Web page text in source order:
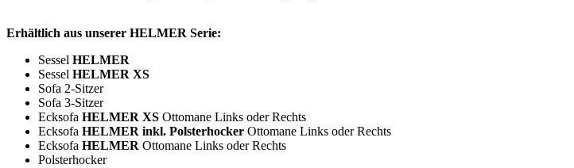
Erhältlich aus unserer HELMER Serie:
Sessel HELMER
Sessel HELMER XS
Sofa 2-Sitzer
Sofa 3-Sitzer
Ecksofa HELMER XS Ottomane Links oder Rechts
Ecksofa HELMER inkl. Polsterhocker Ottomane Links oder Rechts
Ecksofa HELMER Ottomane Links oder Rechts
Polsterhocker